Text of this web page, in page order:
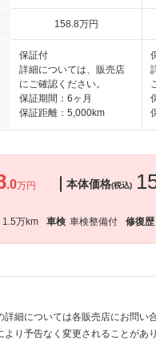
158.8万円
保証付
詳細については、販売店
にご確認ください。
保証期間：6ヶ月
保証距離：5,000km
.0万円
本体価格(税込)
1.5万km 車検 車検整備付 修復歴
細については各販売店にお問い
り予告なく変更されることがあ